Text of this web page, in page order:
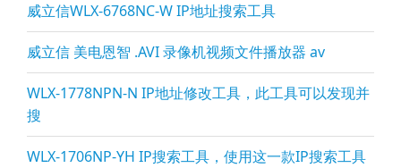
威立信WLX-6768NC-W IP地址搜索工具
威立信 美电恩智 .AVI 录像机视频文件播放器 av
WLX-1778NPN-N IP地址修改工具，此工具可以发现并
搜
WLX-1706NP-YH IP搜索工具，使用这一款IP搜索工具